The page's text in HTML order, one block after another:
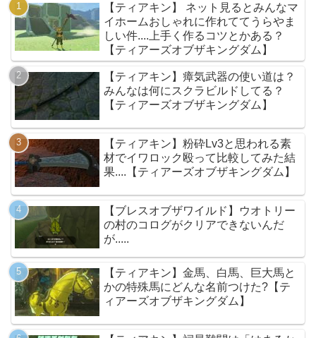
【ティアキン】 ネット見るとみんなマ
イホームおしゃれに作れててうらやま
しい件....上手く作るコツとかある？
【ティアーズオブザキングダム】
【ティアキン】瘴気武器の使い道は？
みんなは何にスクラビルドしてる？
【ティアーズオブザキングダム】
【ティアキン】粉砕Lv3と思われる素
材でイワロック殴って比較してみた結
果....【ティアーズオブザキングダム】
【ブレスオブザワイルド】ウオトリー
の村のコログがクリアできないんだ
が.....
【ティアキン】金馬、白馬、巨大馬と
かの特殊馬にどんな名前つけた?【テ
ィアーズオブザキングダム】